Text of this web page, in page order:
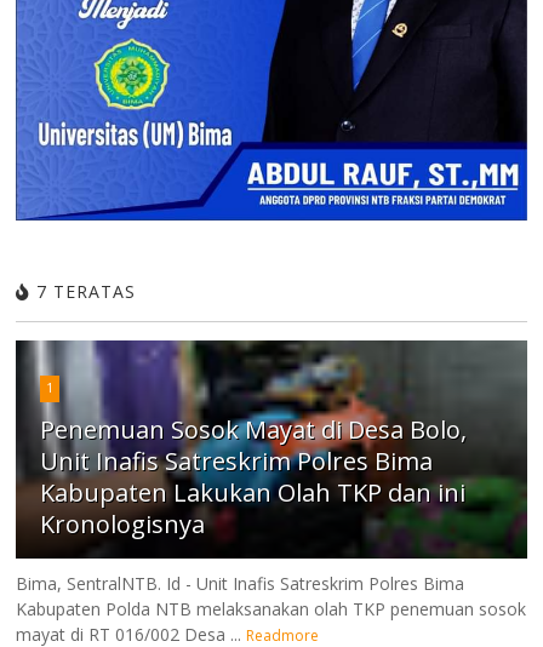
7 TERATAS
1
Penemuan Sosok Mayat di Desa Bolo,
Unit Inafis Satreskrim Polres Bima
Kabupaten Lakukan Olah TKP dan ini
Kronologisnya
Bima, SentralNTB. Id - Unit Inafis Satreskrim Polres Bima
Kabupaten Polda NTB melaksanakan olah TKP penemuan sosok
mayat di RT 016/002 Desa ... Readmore